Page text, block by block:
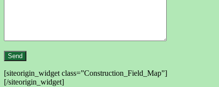
[siteorigin_widget class=”Construction_Field_Map”]
[/siteorigin_widget]